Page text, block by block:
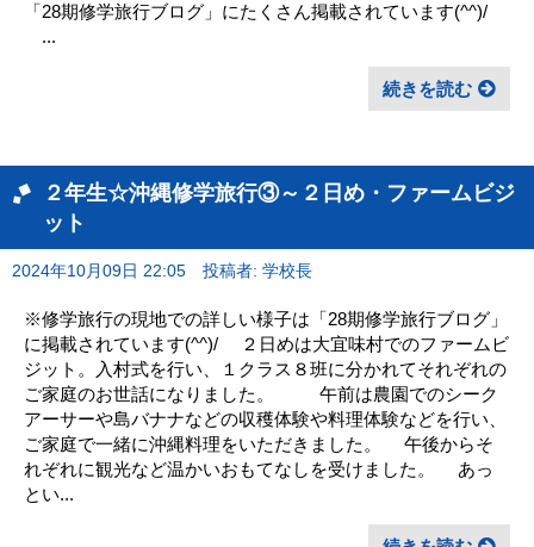
「28期修学旅行ブログ」にたくさん掲載されています(^^)/
...
続きを読む
２年生☆沖縄修学旅行③～２日め・ファームビジ
ット
2024年10月09日 22:05 投稿者: 学校長
※修学旅行の現地での詳しい様子は「28期修学旅行ブログ」
に掲載されています(^^)/ ２日めは大宜味村でのファームビ
ジット。入村式を行い、１クラス８班に分かれてそれぞれの
ご家庭のお世話になりました。 午前は農園でのシーク
アーサーや島バナナなどの収穫体験や料理体験などを行い、
ご家庭で一緒に沖縄料理をいただきました。 午後からそ
れぞれに観光など温かいおもてなしを受けました。 あっ
とい...